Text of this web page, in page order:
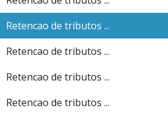
Retencao de tributos ...
Retencao de tributos ...
Retencao de tributos ...
Retencao de tributos ...